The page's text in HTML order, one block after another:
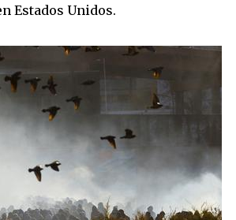
Estados Unidos.